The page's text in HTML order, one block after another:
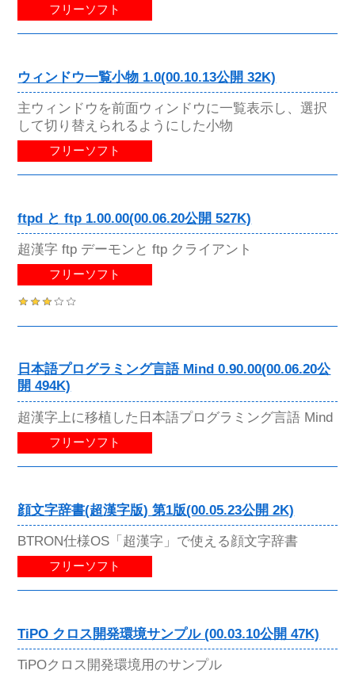
フリーソフト
ウィンドウ一覧小物 1.0(00.10.13公開 32K)
主ウィンドウを前面ウィンドウに一覧表示し、選択
して切り替えられるようにした小物
フリーソフト
ftpd と ftp 1.00.00(00.06.20公開 527K)
超漢字 ftp デーモンと ftp クライアント
フリーソフト
日本語プログラミング言語 Mind 0.90.00(00.06.20公
開 494K)
超漢字上に移植した日本語プログラミング言語 Mind
フリーソフト
顔文字辞書(超漢字版) 第1版(00.05.23公開 2K)
BTRON仕様OS「超漢字」で使える顔文字辞書
フリーソフト
TiPO クロス開発環境サンプル (00.03.10公開 47K)
TiPOクロス開発環境用のサンプル